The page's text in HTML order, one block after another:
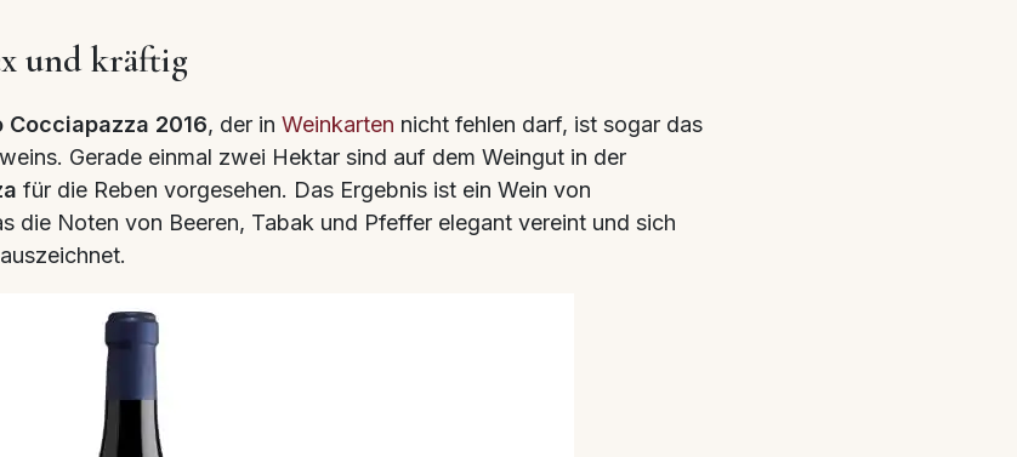
und kräftig
Cocciapazza 2016, der in Weinkarten nicht fehlen darf, ist sogar das
Gerade einmal zwei Hektar sind auf dem Weingut in der
für die Reben vorgesehen. Das Ergebnis ist ein Wein von
die Noten von Beeren, Tabak und Pfeffer elegant vereint und sich